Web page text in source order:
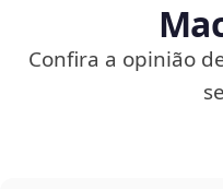
Confira a opinião